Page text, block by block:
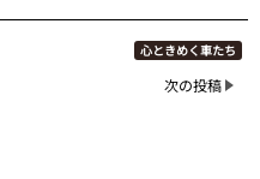
心ときめく車たち
次の投稿